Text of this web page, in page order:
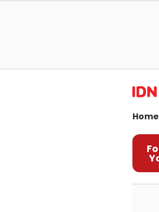
Home